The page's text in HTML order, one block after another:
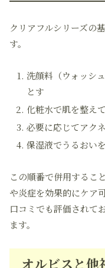
クリアフルシリーズの
す。
洗顔料（ウォッシ
とす
化粧水で肌を整え
必要に応じてアク
保湿液でうるおい
この順番で併用するこ
や炎症を効果的にケア
口コミでも評価されて
ます。
オルビスと他